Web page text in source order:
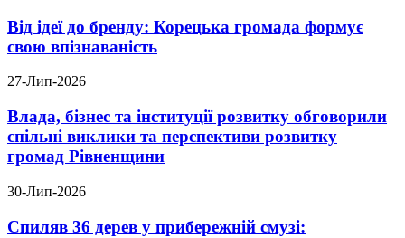
Від ідеї до бренду: Корецька громада формує
свою впізнаваність
27-Лип-2026
Влада, бізнес та інституції розвитку обговорили
спільні виклики та перспективи розвитку
громад Рівненщини
30-Лип-2026
Спиляв 36 дерев у прибережній смузі: